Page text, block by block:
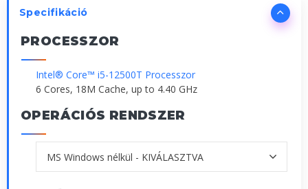
Specifikáció
PROCESSZOR
Intel® Core™ i5-12500T Processzor
6 Cores, 18M Cache, up to 4.40 GHz
OPERÁCIÓS RENDSZER